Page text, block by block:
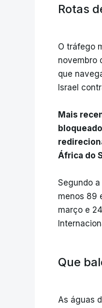
Rotas
O tráfego
novembro
que
Israel
Mais
África do
Segundo a
menos 89
março e
Que
As águas